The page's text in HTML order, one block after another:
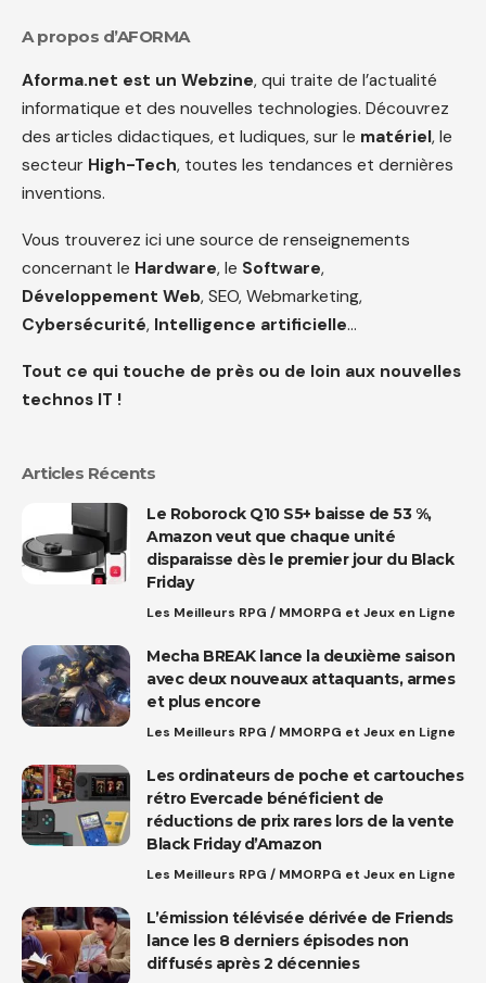
A propos d’AFORMA
Aforma.net est un Webzine, qui traite de l’actualité
informatique et des nouvelles technologies. Découvrez
des articles didactiques, et ludiques, sur le matériel, le
secteur High-Tech, toutes les tendances et dernières
inventions.
Vous trouverez ici une source de renseignements
concernant le Hardware, le Software,
Développement Web, SEO, Webmarketing,
Cybersécurité, Intelligence artificielle…
Tout ce qui touche de près ou de loin aux nouvelles
technos IT !
Articles Récents
Le Roborock Q10 S5+ baisse de 53 %,
Amazon veut que chaque unité
disparaisse dès le premier jour du Black
Friday
Les Meilleurs RPG / MMORPG et Jeux en Ligne
Mecha BREAK lance la deuxième saison
avec deux nouveaux attaquants, armes
et plus encore
Les Meilleurs RPG / MMORPG et Jeux en Ligne
Les ordinateurs de poche et cartouches
rétro Evercade bénéficient de
réductions de prix rares lors de la vente
Black Friday d’Amazon
Les Meilleurs RPG / MMORPG et Jeux en Ligne
L’émission télévisée dérivée de Friends
lance les 8 derniers épisodes non
diffusés après 2 décennies